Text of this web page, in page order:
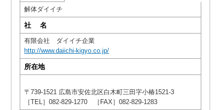
解体ダイイチ
社 名
有限会社 ダイイチ企業
http://www.daiichi-kigyo.co.jp/
所在地
〒739-1521 広島市安佐北区白木町三田字小椿1521-3
［TEL］082-829-1270 ［FAX］082-829-1283